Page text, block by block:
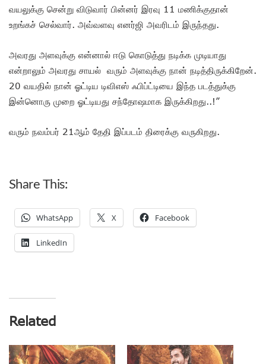
வயலுக்கு சென்று விடுவார் பின்னர் இரவு 11 மணிக்குதான்
உறங்கச் செல்வார். அவ்வளவு எனர்ஜி அவரிடம் இருந்தது.
அவரது அளவுக்கு என்னால் ஈடு கொடுத்து நடிக்க முடியாது
என்றாலும் அவரது சாயல் வரும் அளவுக்கு நான் நடித்திருக்கிறேன்.
20 வயதில் நான் ஓட்டிய டிவிஎஸ் ஃபிப்ட்டியை இந்த படத்துக்கு
இன்னொரு முறை ஓட்டியது சந்தோஷமாக இருக்கிறது..!”
வரும் நவம்பர் 21ஆம் தேதி இப்படம் திரைக்கு வருகிறது.
Share This:
WhatsApp X Facebook
LinkedIn
Related